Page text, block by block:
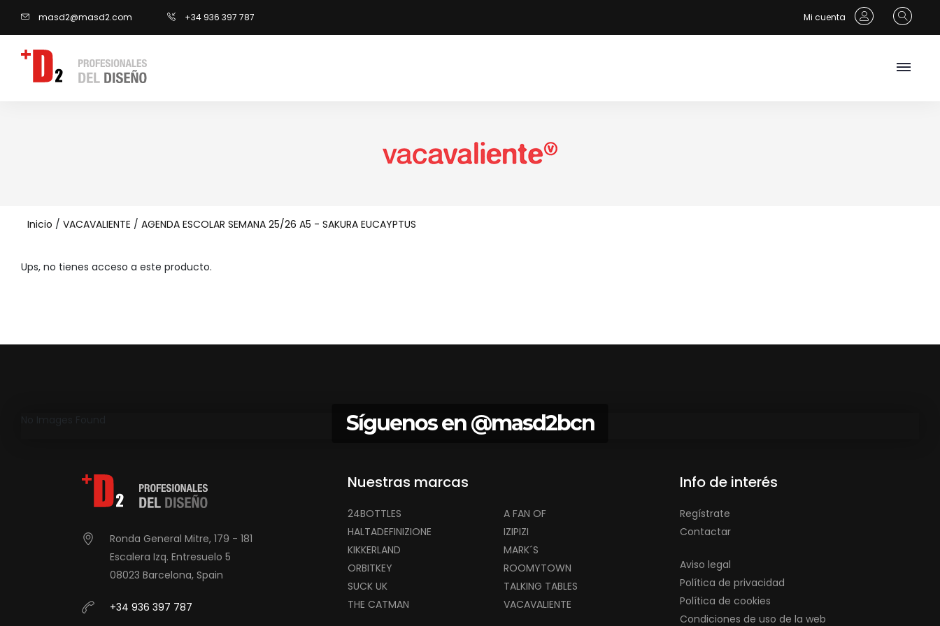
masd2@masd2.com +34 936 397 787 Mi cuenta
Inicio / VACAVALIENTE / AGENDA ESCOLAR SEMANA 25/26 A5 - SAKURA EUCAYPTUS
Ups, no tienes acceso a este producto.
Síguenos en@masd2bcn
Ronda General Mitre, 179 - 181
Escalera Izq. Entresuelo 5
08023 Barcelona, Spain
+34 936 397 787
Nuestras marcas
24BOTTLES
A FAN OF
HALTADEFINIZIONE
IZIPIZI
KIKKERLAND
MARK´S
ORBITKEY
ROOMYTOWN
SUCK UK
TALKING TABLES
THE CATMAN
VACAVALIENTE
Info de interés
Regístrate
Contactar
Aviso legal
Política de privacidad
Política de cookies
Condiciones de uso de la web